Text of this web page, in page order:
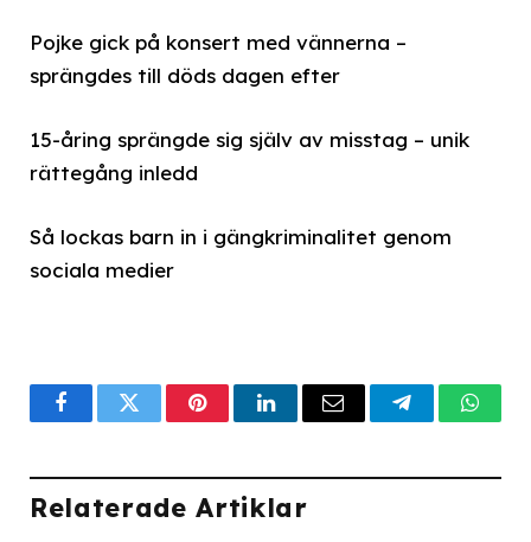
Pojke gick på konsert med vännerna –
sprängdes till döds dagen efter
15-åring sprängde sig själv av misstag – unik
rättegång inledd
Så lockas barn in i gängkriminalitet genom
sociala medier
FacebookTwitterPinterestLinkedInEmail Telegram
Relaterade Artiklar